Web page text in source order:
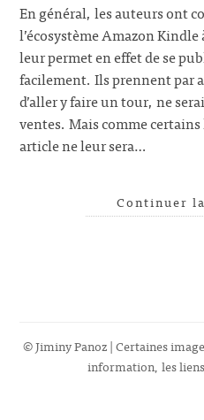
En général, les auteurs ont
l’écosystème Amazon
leur permet en effet de se
facilement. Ils prennent par
d’aller y faire un tour, ne
ventes. Mais comme
article ne leur sera…
Continuer
© Jiminy Panoz | Certaines
information, les